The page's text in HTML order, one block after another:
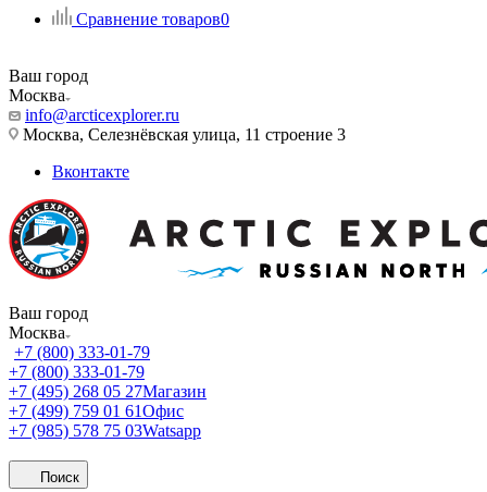
Сравнение товаров0
Ваш город
Москва
info@arcticexplorer.ru
Москва, Селезнёвская улица, 11 строение 3
Вконтакте
Ваш город
Москва
+7 (800) 333-01-79
+7 (800) 333-01-79
+7 (495) 268 05 27Магазин
+7 (499) 759 01 61Офис
+7 (985) 578 75 03Watsapp
Поиск